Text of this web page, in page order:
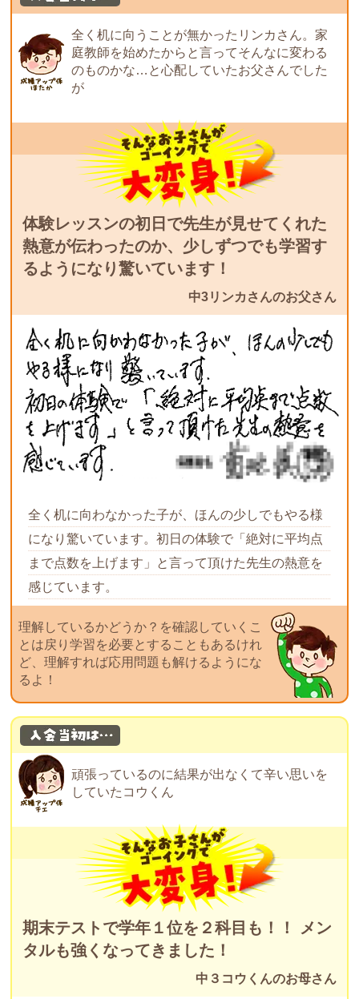
全く机に向うことが無かったリンカさん。家
庭教師を始めたからと言ってそんなに変わる
のものかな…と心配していたお父さんでした
が
体験レッスンの初日で先生が見せてくれた
熱意が伝わったのか、少しずつでも学習す
るようになり驚いています！
中3リンカさんのお父さん
全く机に向わなかった子が、ほんの少しでもやる様
になり驚いています。初日の体験で「絶対に平均点
まで点数を上げます」と言って頂けた先生の熱意を
感じています。
理解しているかどうか？を確認していくこ
とは戻り学習を必要とすることもあるけれ
ど、理解すれば応用問題も解けるようにな
るよ！
頑張っているのに結果が出なくて辛い思いを
していたコウくん
期末テストで学年１位を２科目も！！ メン
タルも強くなってきました！
中３コウくんのお母さん